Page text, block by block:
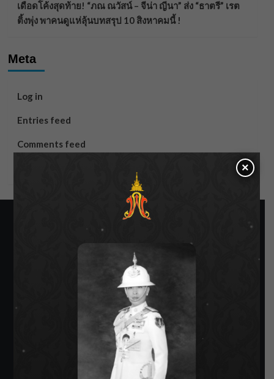
เดือดโค้งสุดท้าย! “ภณ ณวัสน์ – จีน่า ญีนา” ส่ง “ธาตรี” เรต
ติ้งพุ่ง พาคนดูแห่ลุ้นบทสรุป 10 สิงหาคมนี้ !
Meta
Log in
Entries feed
Comments feed
SIAMRATH VARIETY
THE BEST ENTERTAINMENT
×